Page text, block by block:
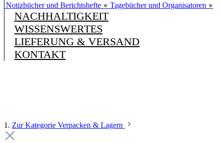
Notizbücher und Berichtshefte ● Tagebücher und Organisatoren ●
NACHHALTIGKEIT
WISSENSWERTES
LIEFERUNG & VERSAND
KONTAKT
1. Zur Kategorie Verpacken & Lagern